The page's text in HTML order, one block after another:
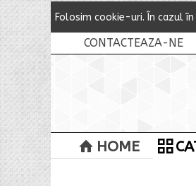
Folosim cookie-uri. n cazulî
CONTACTEAZA-NE
HOME